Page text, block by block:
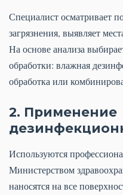
Специалист осматривает
загрязнения, выявляет
На основе анализа
обработки: влажная
обработка или
2. Применение
Используются
Министерством
наносятся на все